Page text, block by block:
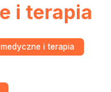
i terapia
medyczne i terapia